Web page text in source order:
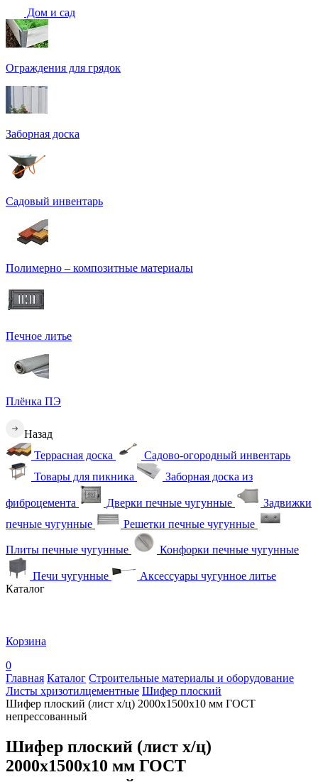
Дом и сад
Ограждения для грядок
Заборная доска
Садовый инвентарь
Полимерно – композитные материалы
Печное литье
Плёнка ПЭ
Назад
Террасная доска
Садово-огородный инвентарь
Товары для пикника
Заборная доска из
фиброцемента Дверки печные чугунные
Задвижки
печные чугунные
Решетки печные чугунные
Плиты печные чугунные Конфорки печные чугунные
Печи чугунные
Аксессуары чугунное литье
Каталог
Корзина
0
Главная Каталог Строительные материалы и оборудование
Листы хризотилцементные Шифер плоский
Шифер плоский (лист х/ц) 2000х1500х10 мм ГОСТ
непрессованный
Шифер плоский (лист х/ц)
2000х1500х10 мм ГОСТ